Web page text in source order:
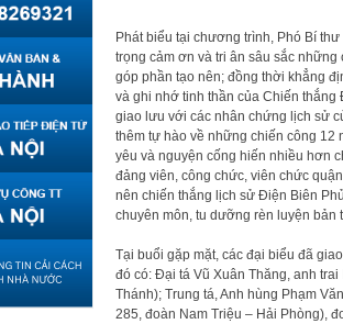
Phát biểu tại chương trình, Phó Bí
trọng cảm ơn và tri ân sâu sắc
góp phần tạo nên; đồng thời khẳng
và ghi nhớ tinh thần của Chiến
giao lưu với các nhân chứng lịch sử
thêm tự hào về những chiến công 12
yêu và nguyện cống hiến nhiều hơn
đảng viên, công chức, viên chức
nên chiến thắng lịch sử Điện Biên
chuyên môn, tu dưỡng rèn luyện bản
Tại buổi gặp mặt, các đại biểu đã
đó có: Đại tá Vũ Xuân Thăng, anh
Thánh); Trung tá, Anh hùng Phạm
285, đoàn Nam Triệu – Hải Phòng),